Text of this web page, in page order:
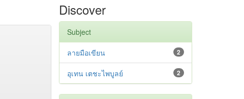
Discover
Subject
2
ลายมือเขียน
2
อุเทน เตชะไพบูลย์